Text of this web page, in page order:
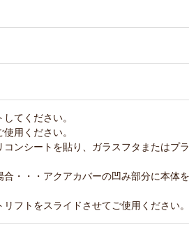
てください。
用ください。
ンシートを貼り、ガラスフタまたはプ
・・・アクアカバーの凹み部分に本体
フトをスライドさせてご使用ください。